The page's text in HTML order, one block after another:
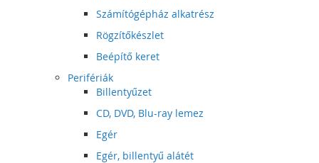
Számítógépház alkatrész
Rögzítőkészlet
Beépítő keret
Perifériák
Billentyűzet
CD, DVD, Blu-ray lemez
Egér
Egér, billentyű alátét